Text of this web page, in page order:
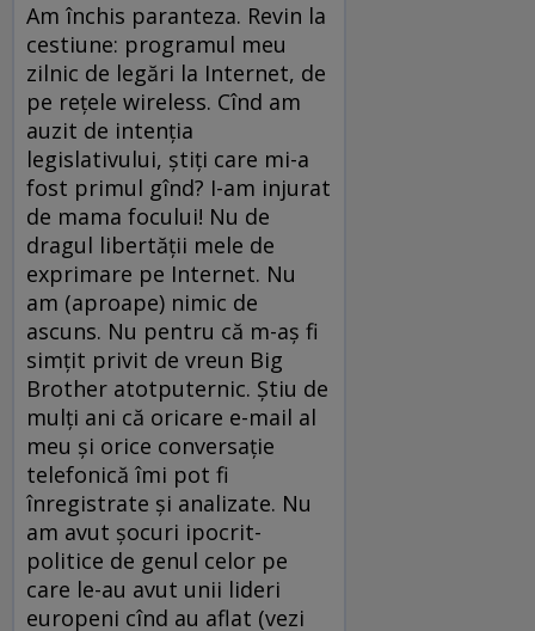
Am închis paranteza. Revin la
cestiune: programul meu
zilnic de legări la Internet, de
pe reţele wireless. Cînd am
auzit de intenţia
legislativului, ştiţi care mi-a
fost primul gînd? I-am injurat
de mama focului! Nu de
dragul libertăţii mele de
exprimare pe Internet. Nu
am (aproape) nimic de
ascuns. Nu pentru că m-aş fi
simţit privit de vreun Big
Brother atotputernic. Ştiu de
mulţi ani că oricare e-mail al
meu şi orice conversaţie
telefonică îmi pot fi
înregistrate şi analizate. Nu
am avut şocuri ipocrit-
politice de genul celor pe
care le-au avut unii lideri
europeni cînd au aflat (vezi